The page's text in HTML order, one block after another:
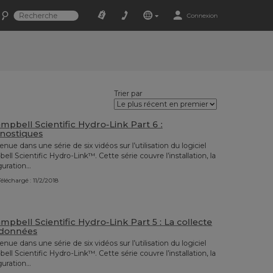
Connexion
Trier par
Scientific Hydro-Link Part 6 :
dans une série de six vidéos sur l’utilisation du logiciel
Scientific Hydro-Link™. Cette série couvre l’installation, la
: 11/2/2018
Scientific Hydro-Link Part 5 : La collecte
dans une série de six vidéos sur l’utilisation du logiciel
Scientific Hydro-Link™. Cette série couvre l’installation, la